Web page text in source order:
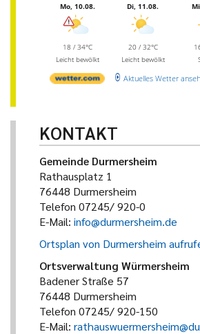
Mo, 10.08.
18 / 34°C
Leicht bewölkt
Di, 11.08.
20 / 32°C
Leicht bewölkt
Aktuelles Wetter
KONTAKT
Gemeinde Durmersheim
Rathausplatz 1
76448 Durmersheim
Telefon 07245/ 920-0
E-Mail: info@durmersheim.de
Ortsplan von Durmersheim
Ortsverwaltung Würmersheim
Badener Straße 57
76448 Durmersheim
Telefon 07245/ 920-150
E-Mail: